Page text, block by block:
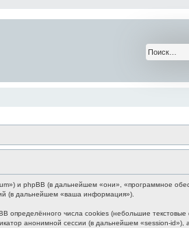
и phpBB (в дальнейшем «они», «программное
(в дальнейшем «ваша информация»).
определённого числа cookies (небольшие
анонимной сессии (в дальнейшем «session-id»),